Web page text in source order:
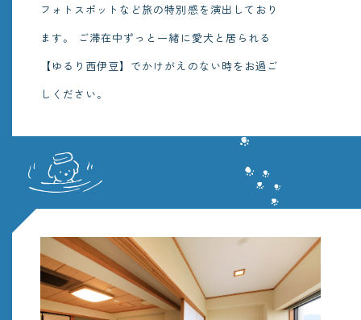
フォトスポットなど旅の特別感を演出しており
ます。
ご滞在中ずっと一緒に愛犬と居られる
【ゆるり西伊豆】でかけがえのない時をお過ご
しください。